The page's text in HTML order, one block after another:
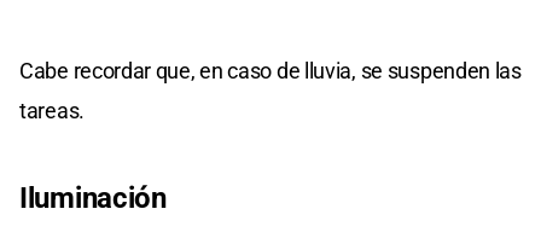
Cabe recordar que, en caso de lluvia, se suspenden las
tareas.
Iluminación